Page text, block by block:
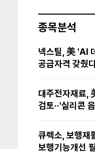
종목분석
넥스틸, 美 'AI
공급자격 갖췄
대주전자재료,
검토··'실리콘
큐렉소, 보행재
보행기능개선